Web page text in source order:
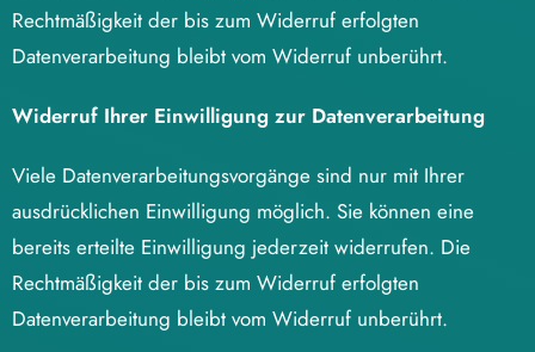
Rechtmäßigkeit der bis zum Widerruf erfolgten
Datenverarbeitung bleibt vom Widerruf unberührt.
Widerruf Ihrer Einwilligung zur Datenverarbeitung
Viele Datenverarbeitungsvorgänge sind nur mit Ihrer
ausdrücklichen Einwilligung möglich. Sie können eine
bereits erteilte Einwilligung jederzeit widerrufen. Die
Rechtmäßigkeit der bis zum Widerruf erfolgten
Datenverarbeitung bleibt vom Widerruf unberührt.